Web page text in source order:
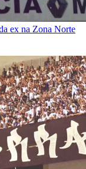
ex na Zona Norte